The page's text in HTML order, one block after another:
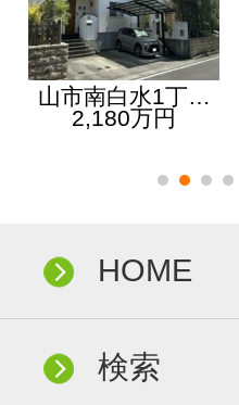
山市南白水1丁…
2,180万円
HOME
検索